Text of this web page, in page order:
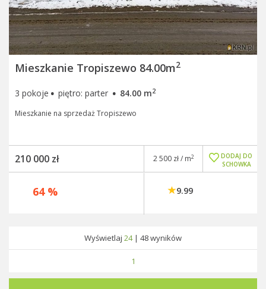
Mieszkanie Tropiszewo 84.00m2
3 pokoje · piętro: parter · 84.00 m2
Mieszkanie na sprzedaż Tropiszewo
210 000 zł
DODAJ DO
SCHOWKA
2 500 zł / m2
64 % 9.99
Wyświetlaj 24| 48wyników
1